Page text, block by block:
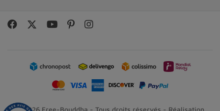
© 2026 Free-Bouddha - Tous droits réservés - Réalisation